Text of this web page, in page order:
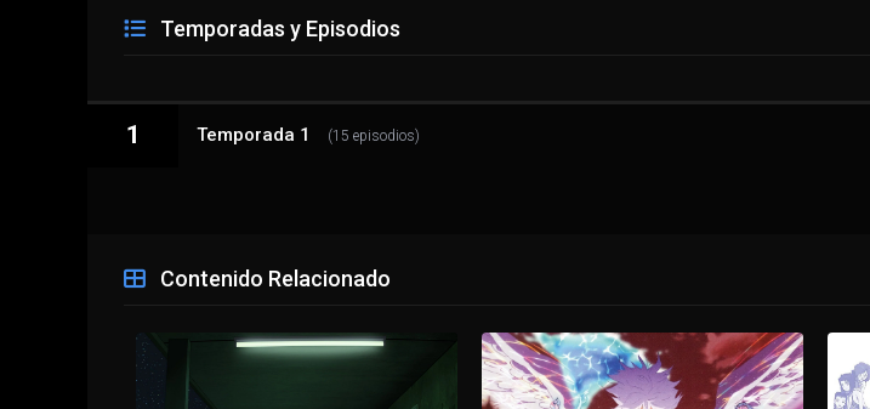
Temporadas y Episodios
1 Temporada 1 (15 episodios)
1 - 1 "Locodol" Intentamos ser"Locodol" Intentamos ser
1 - 2 Intentamos jugar
1 - 3 Intentamos ponérnosla. Intentamos quitárnosla
Contenido Relacionado